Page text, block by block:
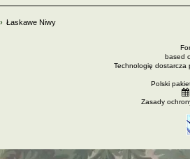
Łaskawe Niwy
based
Technologię dostarcza
Polski
Zasady